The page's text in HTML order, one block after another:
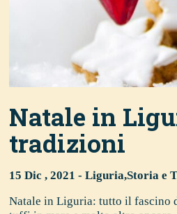
Natale in
tradizioni
15 Dic , 2021 -Liguria,Storia e
Natale in Liguria: tutto il fascino